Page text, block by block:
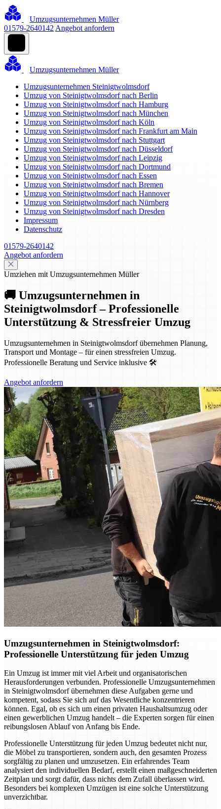
Umzugsunternehmen Müller
01579-2640142 Angebot anfordern
Umzugsunternehmen Müller
Umzugsunternehmen Steinigtwolmsdorf
Umzug von Steinigtwolmsdorf nach Berlin
Umzug von Steinigtwolmsdorf nach Hamburg
Umzug von Steinigtwolmsdorf nach München
Umzug von Steinigtwolmsdorf nach Köln
Umzug von Steinigtwolmsdorf nach Frankfurt am Main
Umzug von Steinigtwolmsdorf nach Stuttgart
Umzug von Steinigtwolmsdorf nach Düsseldorf
Umzug von Steinigtwolmsdorf nach Leipzig
Umzug von Steinigtwolmsdorf nach Dortmund
Umzug von Steinigtwolmsdorf nach Essen
Umzug von Steinigtwolmsdorf nach Bremen
Umzug von Steinigtwolmsdorf nach Hannover
Umzug von Steinigtwolmsdorf nach Nürnberg
Umzug von Steinigtwolmsdorf nach Dresden
Impressum
Datenschutz
01579-2640142
Angebot anfordern
Umziehen mit Umzugsunternehmen Müller
🚚 Umzugsunternehmen in
Steinigtwolmsdorf – Professionelle
Unterstützung & Stressfreier Umzug
Umzugsunternehmen in Steinigtwolmsdorf übernehmen Planung,
Transport und Montage – für einen stressfreien Umzug.
Professionelle Beratung und Service inklusive 🛠️
Angebot anfordern
Umzugsunternehmen in Steinigtwolmsdorf:
Professionelle Unterstützung für jeden Umzug
Ein Umzug ist immer mit viel Arbeit und organisatorischen
Herausforderungen verbunden. Professionelle Umzugsunternehmen
in Steinigtwolmsdorf übernehmen diese Aufgaben gerne und
kompetent, sodass Sie sich auf das Wesentliche konzentrieren
können. Egal, ob es sich um einen privaten Haushaltsumzug oder
einen gewerblichen Umzug handelt – die Experten sorgen für einen
reibungslosen Ablauf von Anfang bis Ende.
Professionelle Unterstützung für jeden Umzug bedeutet nicht nur,
die Möbel zu transportieren, sondern auch, den gesamten Prozess
sorgfältig zu planen und umzusetzen. Ein erfahrendes Team
analysiert den individuellen Bedarf, erstellt einen maßgeschneiderten
Zeitplan und sorgt dafür, dass nichts dem Zufall überlassen wird.
Besonders bei komplexen Umzügen ist eine solche Unterstützung
unverzichtbar.